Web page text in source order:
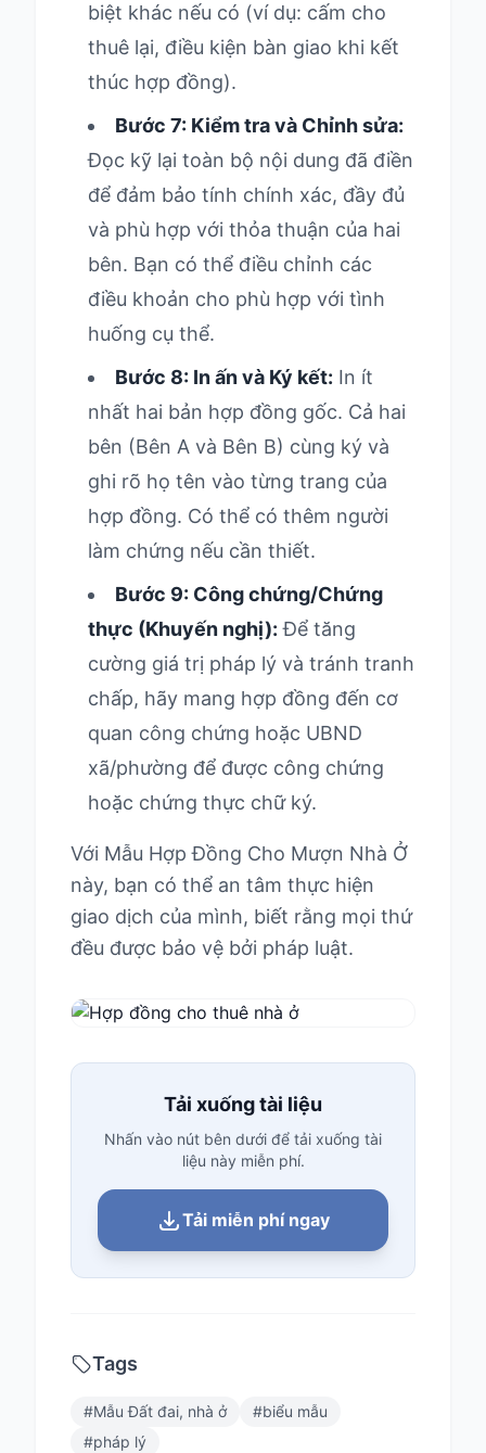
biệt khác nếu có (ví dụ: cấm cho
thuê lại, điều kiện bàn giao khi kết
thúc hợp đồng).
Bước 7: Kiểm tra và Chỉnh sửa:
Đọc kỹ lại toàn bộ nội dung đã điền
để đảm bảo tính chính xác, đầy đủ
và phù hợp với thỏa thuận của hai
bên. Bạn có thể điều chỉnh các
điều khoản cho phù hợp với tình
huống cụ thể.
Bước 8: In ấn và Ký kết: In ít
nhất hai bản hợp đồng gốc. Cả hai
bên (Bên A và Bên B) cùng ký và
ghi rõ họ tên vào từng trang của
hợp đồng. Có thể có thêm người
làm chứng nếu cần thiết.
Bước 9: Công chứng/Chứng
thực (Khuyến nghị): Để tăng
cường giá trị pháp lý và tránh tranh
chấp, hãy mang hợp đồng đến cơ
quan công chứng hoặc UBND
xã/phường để được công chứng
hoặc chứng thực chữ ký.
Với Mẫu Hợp Đồng Cho Mượn Nhà Ở
này, bạn có thể an tâm thực hiện
giao dịch của mình, biết rằng mọi thứ
đều được bảo vệ bởi pháp luật.
Tải xuống tài liệu
Nhấn vào nút bên dưới để tải xuống tài
liệu này miễn phí.
Tải miễn phí ngay
Tags
#Mẫu Đất đai, nhà ở #biểu mẫu
#pháp lý